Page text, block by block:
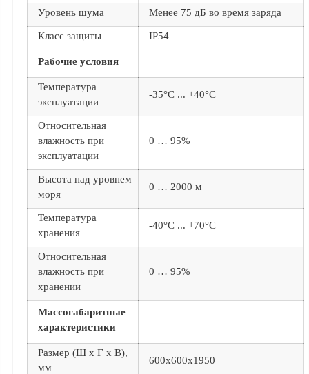
Уровень шума Менее 75 дБ во время заряда
Класс защиты IP54
Рабочие условия
Температура
эксплуатации
-35°С ... +40°С
Относительная
влажность при
эксплуатации
0 … 95%
Высота над уровнем
моря
0 … 2000 м
Температура
хранения
-40°С ... +70°С
Относительная
влажность при
хранении
0 … 95%
Массогабаритные
характеристики
Размер (Ш х Г х В),
мм
600х600х1950